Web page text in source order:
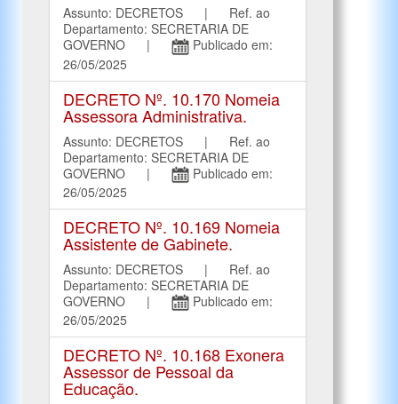
Assunto: DECRETOS | Ref. ao
Departamento: SECRETARIA DE
GOVERNO |
Publicado em:
26/05/2025
DECRETO Nº. 10.170 Nomeia
Assessora Administrativa.
Assunto: DECRETOS | Ref. ao
Departamento: SECRETARIA DE
GOVERNO |
Publicado em:
26/05/2025
DECRETO Nº. 10.169 Nomeia
Assistente de Gabinete.
Assunto: DECRETOS | Ref. ao
Departamento: SECRETARIA DE
GOVERNO |
Publicado em:
26/05/2025
DECRETO Nº. 10.168 Exonera
Assessor de Pessoal da
Educação.